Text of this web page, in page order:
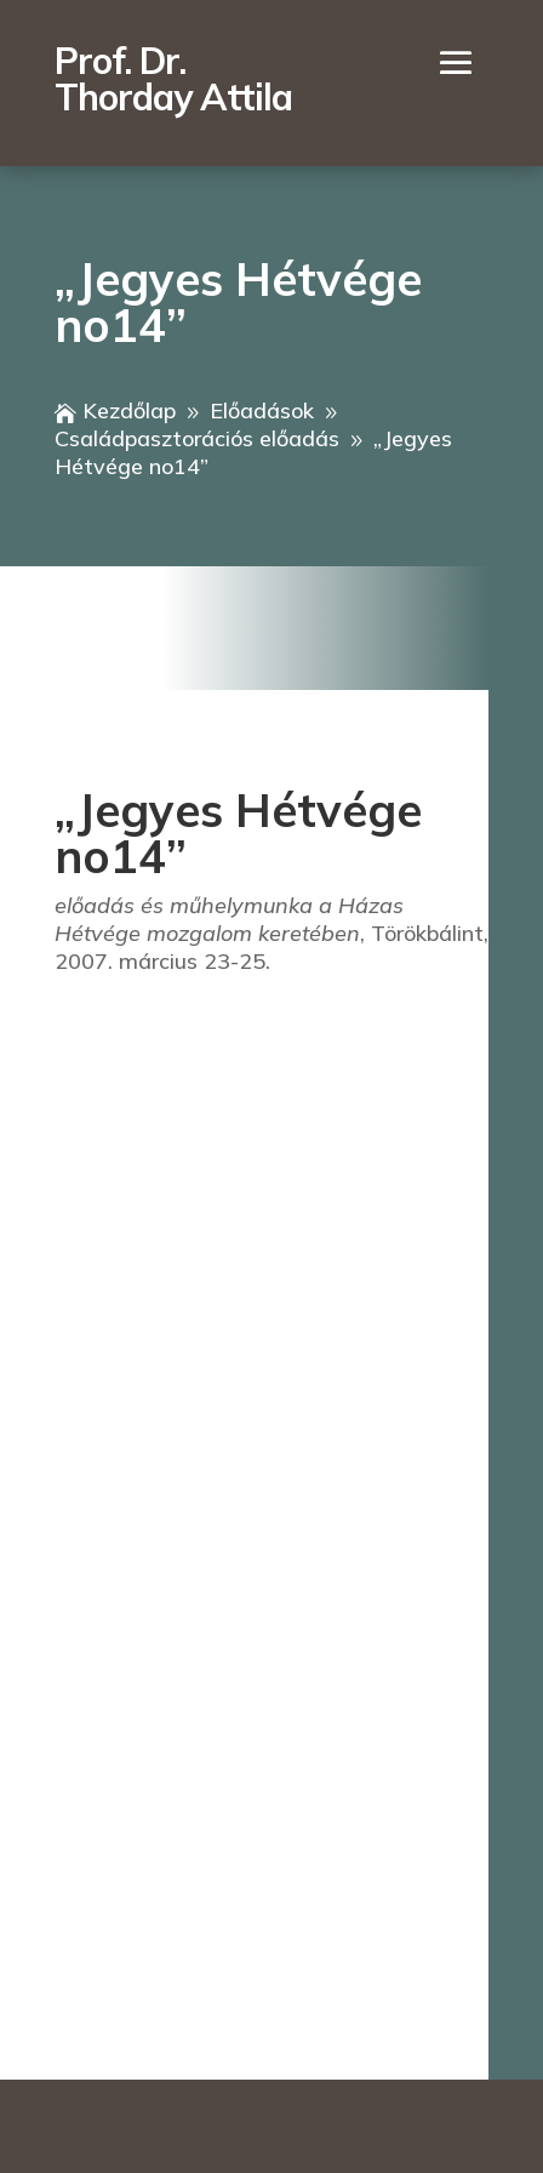
Prof. Dr.
Thorday Attila
„Jegyes Hétvége
no14”
 Kezdőlap 9 Előadások 9
Családpasztorációs előadás 9 „Jegyes
Hétvége no14”
„Jegyes Hétvége
no14”
előadás és műhelymunka a Házas
Hétvége mozgalom keretében, Törökbálint,
2007. március 23-25.